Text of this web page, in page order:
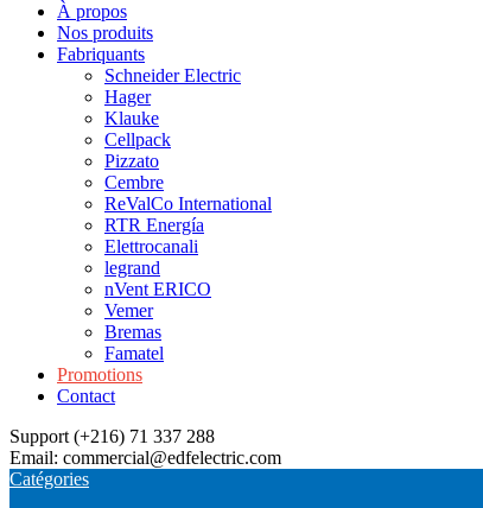
À propos
Nos produits
Fabriquants
Schneider Electric
Hager
Klauke
Cellpack
Pizzato
Cembre
ReValCo International
RTR Energía
Elettrocanali
legrand
nVent ERICO
Vemer
Bremas
Famatel
Promotions
Contact
Support (+216) 71 337 288
Email: commercial@edfelectric.com
Catégories